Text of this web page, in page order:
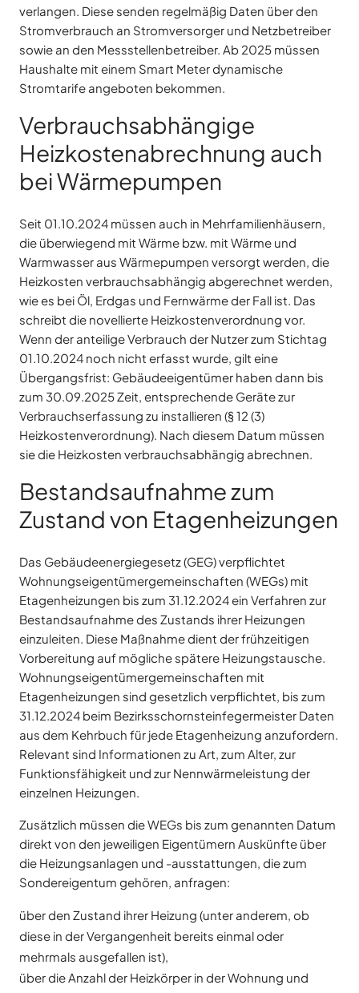
verlangen. Diese senden regelmäßig Daten über den
Stromverbrauch an Stromversorger und Netzbetreiber
sowie an den Messstellenbetreiber. Ab 2025 müssen
Haushalte mit einem Smart Meter dynamische
Stromtarife angeboten bekommen.
Verbrauchsabhängige
Heizkostenabrechnung auch
bei Wärmepumpen
Seit 01.10.2024 müssen auch in Mehrfamilienhäusern,
die überwiegend mit Wärme bzw. mit Wärme und
Warmwasser aus Wärmepumpen versorgt werden, die
Heizkosten verbrauchsabhängig abgerechnet werden,
wie es bei Öl, Erdgas und Fernwärme der Fall ist. Das
schreibt die novellierte Heizkostenverordnung vor.
Wenn der anteilige Verbrauch der Nutzer zum Stichtag
01.10.2024 noch nicht erfasst wurde, gilt eine
Übergangsfrist: Gebäudeeigentümer haben dann bis
zum 30.09.2025 Zeit, entsprechende Geräte zur
Verbrauchserfassung zu installieren (§ 12 (3)
Heizkostenverordnung).​ Nach diesem Datum müssen
sie die Heizkosten verbrauchsabhängig abrechnen.
Bestandsaufnahme zum
Zustand von Etagenheizungen
Das Gebäudeenergiegesetz (GEG) verpflichtet
Wohnungseigentümergemeinschaften (WEGs) mit
Etagenheizungen bis zum 31.12.2024 ein Verfahren zur
Bestandsaufnahme des Zustands ihrer Heizungen
einzuleiten. Diese Maßnahme dient der frühzeitigen
Vorbereitung auf mögliche spätere Heizungstausche.
Wohnungseigentümergemeinschaften mit
Etagenheizungen sind gesetzlich verpflichtet, bis zum
31.12.2024 beim Bezirksschornsteinfegermeister Daten
aus dem Kehrbuch für jede Etagenheizung anzufordern.
Relevant sind Informationen zu Art, zum Alter, zur
Funktionsfähigkeit und zur Nennwärmeleistung der
einzelnen Heizungen.
Zusätzlich müssen die WEGs bis zum genannten Datum
direkt von den jeweiligen Eigentümern Auskünfte über
die Heizungsanlagen und -ausstattungen, die zum
Sondereigentum gehören, anfragen:
über den Zustand ihrer Heizung (unter anderem, ob
diese in der Vergangenheit bereits einmal oder
mehrmals ausgefallen ist),
über die Anzahl der Heizkörper in der Wohnung und